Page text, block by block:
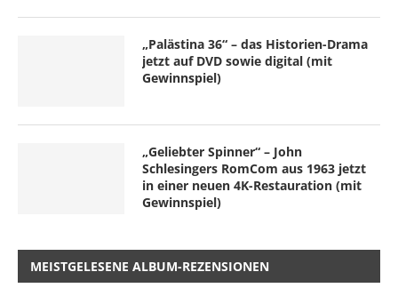
„Palästina 36“ – das Historien-Drama
jetzt auf DVD sowie digital (mit
Gewinnspiel)
„Geliebter Spinner“ – John
Schlesingers RomCom aus 1963 jetzt
in einer neuen 4K-Restauration (mit
Gewinnspiel)
MEISTGELESENE ALBUM-REZENSIONEN